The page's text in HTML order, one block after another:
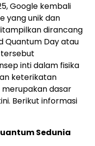
Google kembali
yang unik dan
dirancang
Quantum Day atau
tersebut
inti dalam fisika
keterikatan
dasar
Berikut informasi
Sedunia